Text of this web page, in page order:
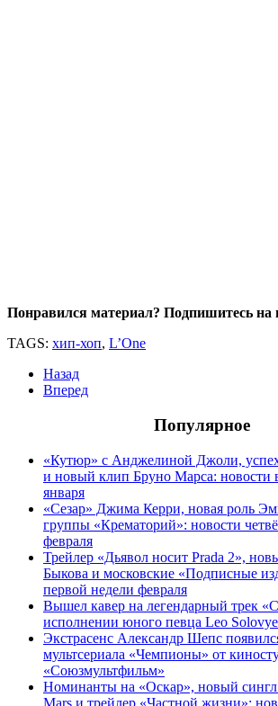
Понравился материал? Подпишитесь на
TAGS: хип-хоп, L’One
Назад
Вперед
Популярное
«Кутюр» с Анджелиной Джоли,
и новый клип Бруно Марса: новости
января
«Сезар» Джима Керри, новая роль
группы «Крематорий»: новости
февраля
Трейлер «Дьявол носит Prada 2»,
Быкова и московские «Подписные
первой недели февраля
Вышел кавер на легендарный трек
исполнении юного певца Leo
Экстрасенс Александр Шепс
мультсериала «Чемпионы» от
«Союзмультфильм»
Номинанты на «Оскар», новый сингл
Mars и трейлер «Частной жизни»: